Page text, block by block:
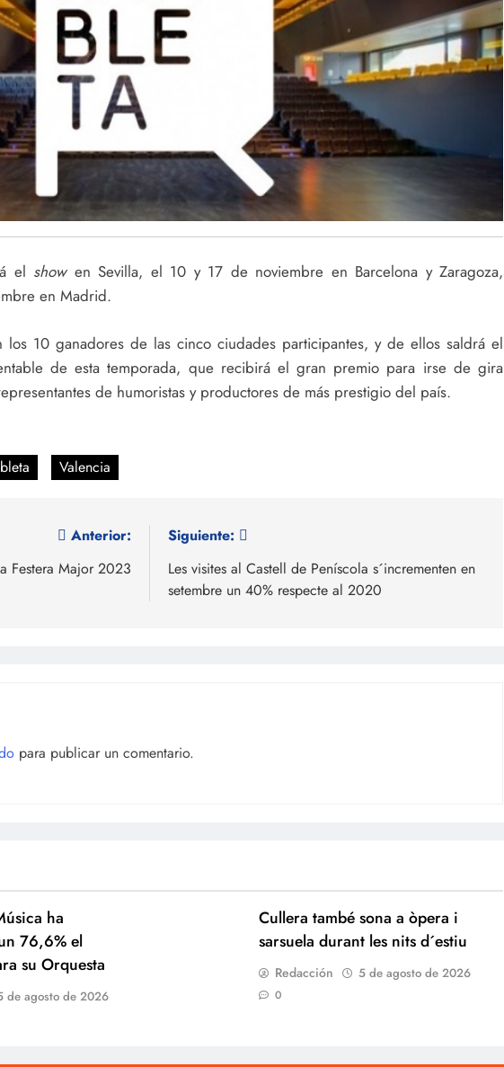
el show en Sevilla, el 10 y 17 de noviembre en Barcelona y Zaragoza,
en Madrid.
los 10 ganadores de las cinco ciudades participantes, y de ellos saldrá el
de esta temporada, que recibirá el gran premio para irse de gira
de humoristas y productores de más prestigio del país.
Valencia
Anterior:
Festera Major 2023
Siguiente:
Les visites al Castell de Peníscola s´incrementen en
setembre un 40% respecte al 2020
para publicar un comentario.
ha
76,6% el
su Orquesta
de agosto de 2026
Cullera també sona a òpera i
sarsuela durant les nits d´estiu
Redacción 5 de agosto de 2026
0